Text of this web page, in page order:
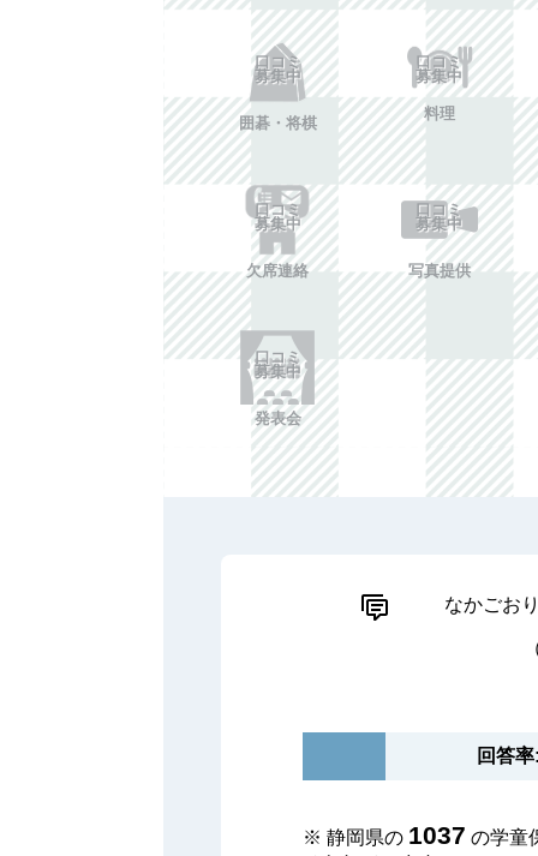
口コミ
募集中
囲碁・将棋
口コミ
募集中
料理
口コミ
募集中
欠席連絡
口コミ
募集中
写真提供
口コミ
募集中
発表会
なかごお
回答
※ 静岡県の 1037 の学童